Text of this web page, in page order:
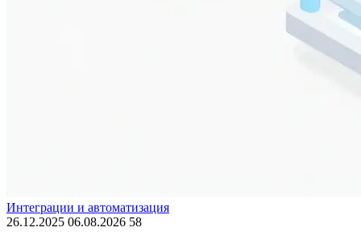
Интеграции и автоматизация
26.12.2025 06.08.2026 58